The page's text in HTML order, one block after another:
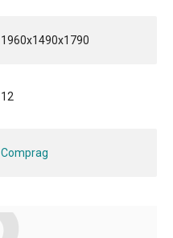
1960x1490x1790
12
Comprag